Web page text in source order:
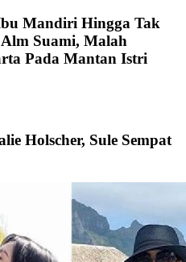
Mandiri Hingga Tak
Suami, Malah
Pada Mantan Istri
Holscher, Sule Sempat